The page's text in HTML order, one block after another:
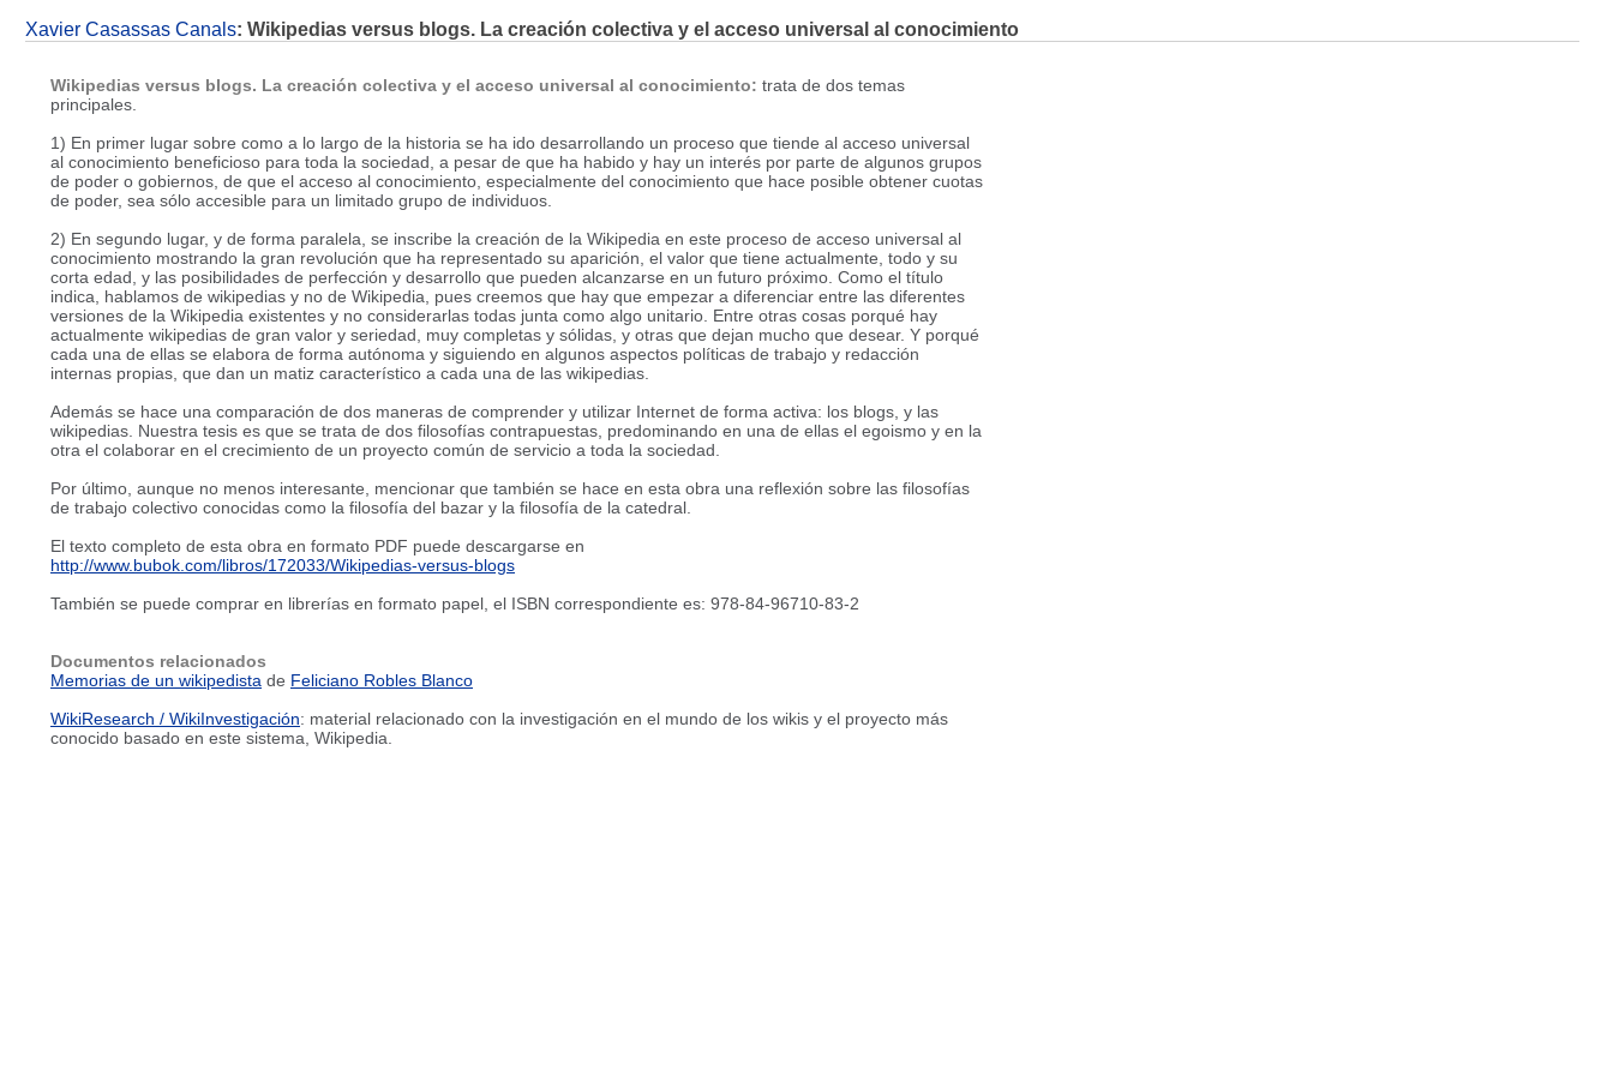
Xavier Casassas Canals: Wikipedias versus blogs. La creación colectiva y el acceso universal al conocimiento
Wikipedias versus blogs. La creación colectiva y el acceso universal al conocimiento: trata de dos temas
principales.
1) En primer lugar sobre como a lo largo de la historia se ha ido desarrollando un proceso que tiende al acceso universal
al conocimiento beneficioso para toda la sociedad, a pesar de que ha habido y hay un interés por parte de algunos grupos
de poder o gobiernos, de que el acceso al conocimiento, especialmente del conocimiento que hace posible obtener cuotas
de poder, sea sólo accesible para un limitado grupo de individuos.
2) En segundo lugar, y de forma paralela, se inscribe la creación de la Wikipedia en este proceso de acceso universal al
conocimiento mostrando la gran revolución que ha representado su aparición, el valor que tiene actualmente, todo y su
corta edad, y las posibilidades de perfección y desarrollo que pueden alcanzarse en un futuro próximo. Como el título
indica, hablamos de wikipedias y no de Wikipedia, pues creemos que hay que empezar a diferenciar entre las diferentes
versiones de la Wikipedia existentes y no considerarlas todas junta como algo unitario. Entre otras cosas porqué hay
actualmente wikipedias de gran valor y seriedad, muy completas y sólidas, y otras que dejan mucho que desear. Y porqué
cada una de ellas se elabora de forma autónoma y siguiendo en algunos aspectos políticas de trabajo y redacción
internas propias, que dan un matiz característico a cada una de las wikipedias.
Además se hace una comparación de dos maneras de comprender y utilizar Internet de forma activa: los blogs, y las
wikipedias. Nuestra tesis es que se trata de dos filosofías contrapuestas, predominando en una de ellas el egoismo y en la
otra el colaborar en el crecimiento de un proyecto común de servicio a toda la sociedad.
Por último, aunque no menos interesante, mencionar que también se hace en esta obra una reflexión sobre las filosofías
de trabajo colectivo conocidas como la filosofía del bazar y la filosofía de la catedral.
El texto completo de esta obra en formato PDF puede descargarse en
http://www.bubok.com/libros/172033/Wikipedias-versus-blogs
También se puede comprar en librerías en formato papel, el ISBN correspondiente es: 978-84-96710-83-2
Documentos relacionados
Memorias de un wikipedista de Feliciano Robles Blanco
WikiResearch / WikiInvestigación: material relacionado con la investigación en el mundo de los wikis y el proyecto más
conocido basado en este sistema, Wikipedia.